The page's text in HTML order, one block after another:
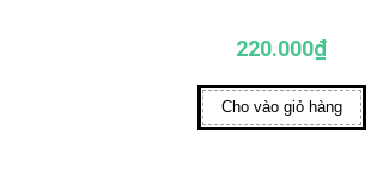
220.000₫
Cho vào giỏ hàng